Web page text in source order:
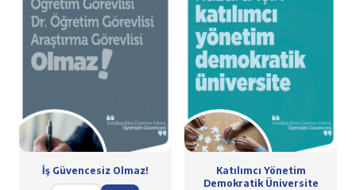
İş Güvencesiz Olmaz!
Katılımcı Yönetim
Demokratik Üniversite